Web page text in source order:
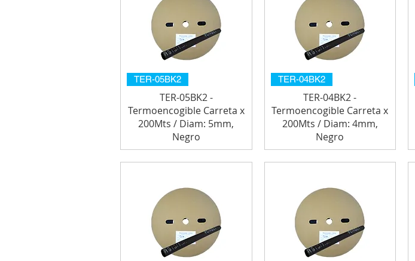
TER-05BK2
TER-05BK2 -
Termoencogible Carreta x
200Mts / Diam: 5mm,
Negro
TER-04BK2
TER-04BK2 -
Termoencogible Carreta x
200Mts / Diam: 4mm,
Negro